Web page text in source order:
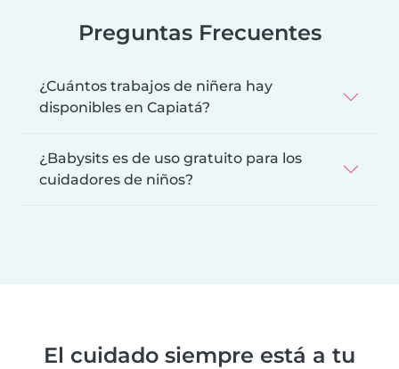
Preguntas Frecuentes
¿Cuántos trabajos de niñera hay
disponibles en Capiatá?
¿Babysits es de uso gratuito para los
cuidadores de niños?
El cuidado siempre está a tu